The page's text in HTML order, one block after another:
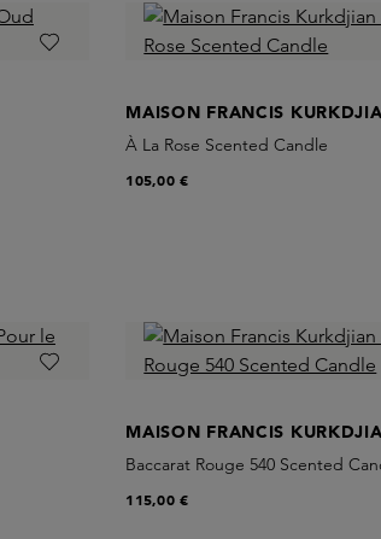
MAISON FRANCIS
À La Rose Scented Candle
105,00 €
MAISON FRANCIS
Baccarat Rouge 540 Scented
115,00 €